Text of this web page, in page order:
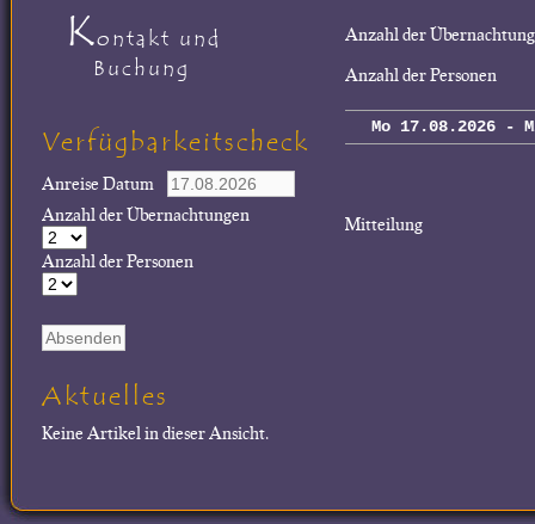
Anzahl der
Anzahl der Personen
Mo 17.08.2026 -
Mitteilung
Kontakt und
Buchung
Verfügbarkeitscheck
Anreise Datum
Anzahl der Übernachtungen
Anzahl der Personen
Aktuelles
Keine Artikel in dieser Ansicht.